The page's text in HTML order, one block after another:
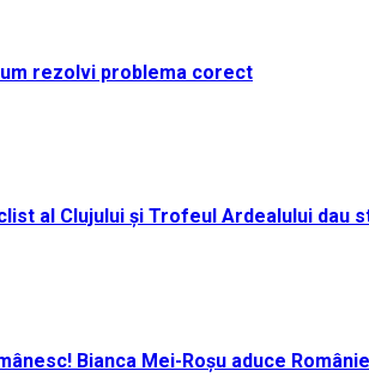
rezolvi problema corect
al Clujului și Trofeul Ardealului dau
Bianca Mei-Roșu aduce